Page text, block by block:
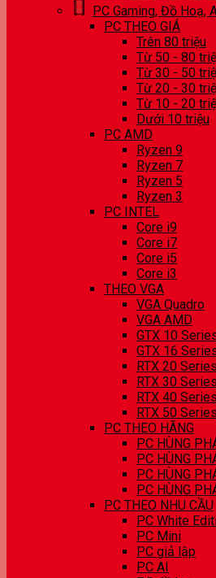
PC Gaming, Đồ Hoạ,
PC THEO GIÁ
Trên 80 triệu
Từ 50 - 80
Từ 30 - 50
Từ 20 - 30
Từ 10 - 20
Dưới 10 triệu
PC AMD
Ryzen 9
Ryzen 7
Ryzen 5
Ryzen 3
PC INTEL
Core i9
Core i7
Core i5
Core i3
THEO VGA
VGA Quadro
VGA AMD
GTX 10
GTX 16
RTX 20 Series
RTX 30 Series
RTX 40 Series
RTX 50 Series
PC THEO HÃNG
PC HÙNG
PC HÙNG
PC HÙNG
PC HÙNG
PC THEO NHU CẦU
PC White
PC Mini
PC giả lập
PC AI